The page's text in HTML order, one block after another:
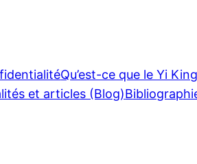
Qu’est-ce que le Yi
et articles (Blog)